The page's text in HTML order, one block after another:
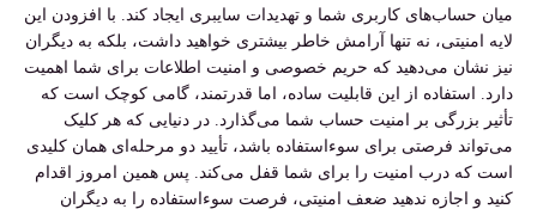
میان حساب‌های کاربری شما و تهدیدات سایبری ایجاد کند. با افزودن این
لایه امنیتی، نه تنها آرامش خاطر بیشتری خواهید داشت، بلکه به دیگران
نیز نشان می‌دهید که حریم خصوصی و امنیت اطلاعات برای شما اهمیت
دارد. استفاده از این قابلیت ساده، اما قدرتمند، گامی کوچک است که
تأثیر بزرگی بر امنیت حساب شما می‌گذارد. در دنیایی که هر کلیک
می‌تواند فرصتی برای سوءاستفاده باشد، تأیید دو مرحله‌ای همان کلیدی
است که درب امنیت را برای شما قفل می‌کند. پس همین امروز اقدام
کنید و اجازه ندهید ضعف امنیتی، فرصت سوءاستفاده را به دیگران